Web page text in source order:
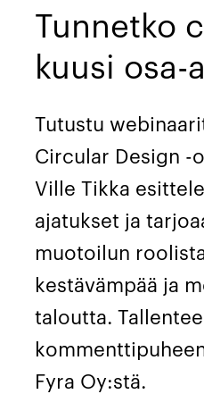
Tunnetko
kuusi osa-
Tutustu
Circular Design -
Ville Tikka
ajatukset ja
muotoilun
kestävämpää ja
taloutta.
Fyra Oy:stä.